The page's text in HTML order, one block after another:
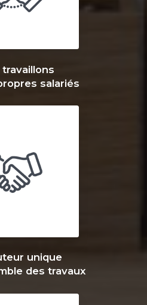
travaillons
salariés
unique
des travaux